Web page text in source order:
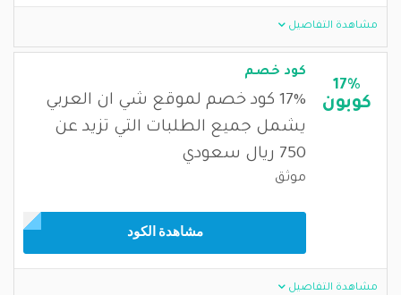
مشاهدة التفاصيل
17%
كوبون
كود خصم
17% كود خصم لموقع شي ان العربي
يشمل جميع الطلبات التي تزيد عن
750 ريال سعودي
موثق
مشاهدة الكود
مشاهدة التفاصيل